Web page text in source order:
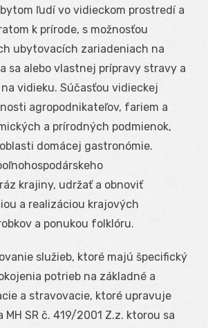
ľudí vo vidieckom prostredí a
k prírode, s možnosťou
ubytovacích zariadeniach na
sa alebo vlastnej prípravy stravy a
vidieku. Súčasťou vidieckej
agropodnikateľov, fariem a
a prírodných podmienok,
domácej gastronómie.
krajiny, udržať a obnoviť
a realizáciou krajových
a ponukou folklóru.
služieb, ktoré majú špecifický
potrieb na základné a
a stravovacie, ktoré upravuje
SR č. 419/2001 Z.z. ktorou sa